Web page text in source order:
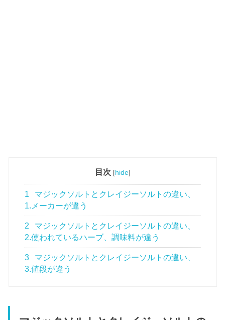
目次 [hide]
1
マジックソルトとクレイジーソルトの違い、
1.メーカーが違う
2
マジックソルトとクレイジーソルトの違い、
2.使われているハーブ、調味料が違う
3
マジックソルトとクレイジーソルトの違い、
3.値段が違う